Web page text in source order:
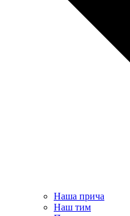
Наша прича
Наш тим